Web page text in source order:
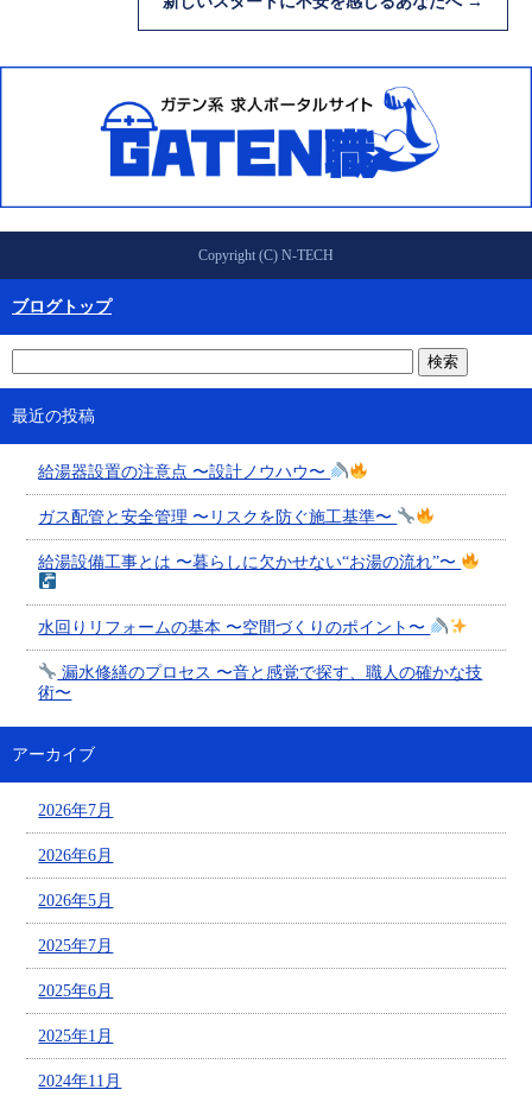
Copyright (C) N-TECH
ブログトップ
最近の投稿
給湯器設置の注意点 〜設計ノウハウ〜
ガス配管と安全管理 〜リスクを防ぐ施工基準〜
給湯設備工事とは 〜暮らしに欠かせない“お湯の流れ”〜
水回りリフォームの基本 〜空間づくりのポイント〜
漏水修繕のプロセス 〜音と感覚で探す、職人の確かな技
術〜
アーカイブ
2026年7月
2026年6月
2026年5月
2025年7月
2025年6月
2025年1月
2024年11月